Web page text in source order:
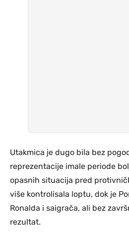
Utakmica je dugo bila bez
reprezentacije imale periode
opasnih situacija pred
više kontrolisala loptu, dok je
Ronalda i saigrača, ali bez
rezultat.